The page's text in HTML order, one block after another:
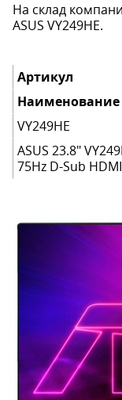
На склад
ASUS VY249HE.
Артикул
Наименование
VY249HE
ASUS 23.8"
75Hz D-Sub